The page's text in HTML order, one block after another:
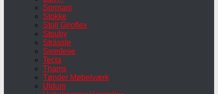
Sormani
Stokke
Stoll Giroflex
Stouby
Strässle
Swedese
Tecta
Thams
Tønder Møbelværk
Uldum